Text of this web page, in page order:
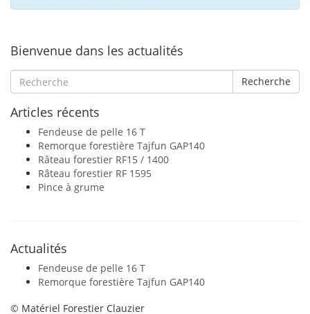
Bienvenue dans les actualités
Recherche
Articles récents
Fendeuse de pelle 16 T
Remorque forestière Tajfun GAP140
Râteau forestier RF15 / 1400
Râteau forestier RF 1595
Pince à grume
Actualités
Fendeuse de pelle 16 T
Remorque forestière Tajfun GAP140
© Matériel Forestier Clauzier